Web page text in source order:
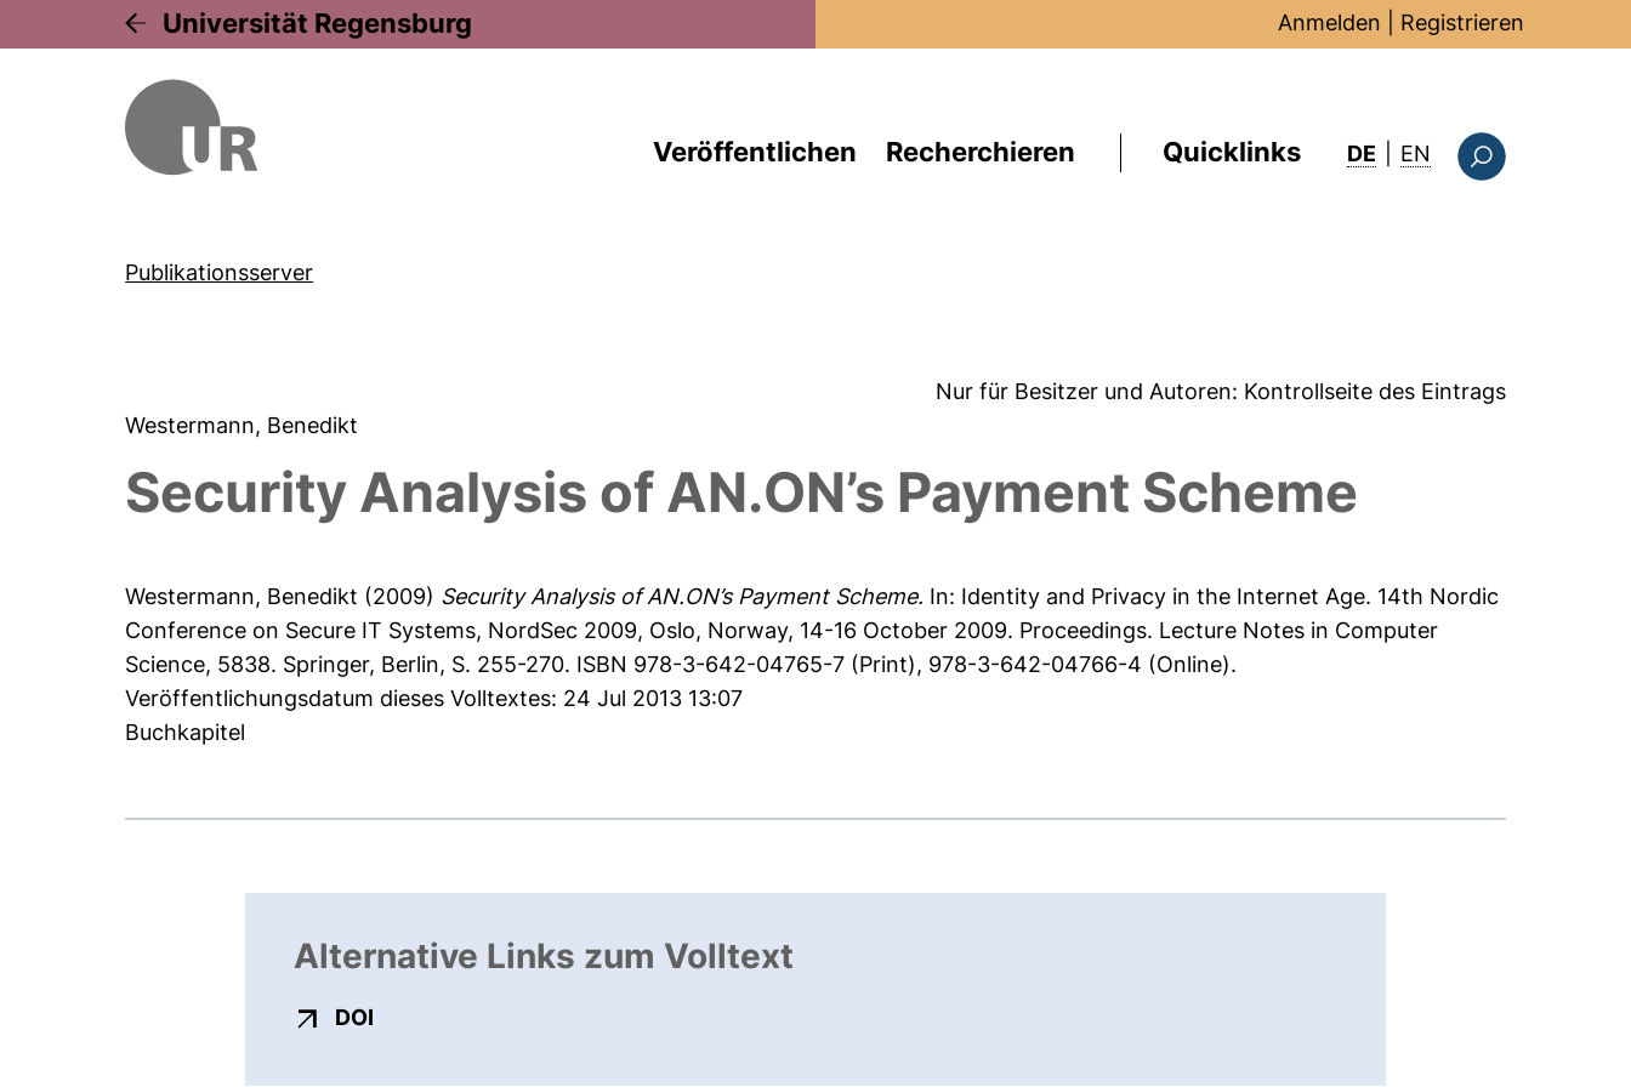
Universität Regensburg Anmelden Registrieren
Veröffentlichen Recherchieren Quicklinks DE EN : this page in
Publikationsserver
Nur für Besitzer und Autoren: Kontrollseite des Eintrags
Westermann, Benedikt
Security Analysis of AN.ON’s Payment Scheme
Westermann, Benedikt (2009) Security Analysis of AN.ON’s Payment Scheme. In: Identity and Privacy in the Internet Age. 14th Nordic
Conference on Secure IT Systems, NordSec 2009, Oslo, Norway, 14-16 October 2009. Proceedings. Lecture Notes in Computer
Science, 5838. Springer, Berlin, S. 255-270. ISBN 978-3-642-04765-7 (Print), 978-3-642-04766-4 (Online).
Veröffentlichungsdatum dieses Volltextes: 24 Jul 2013 13:07
Buchkapitel
Alternative Links zum Volltext
DOI